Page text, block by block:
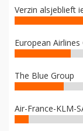
Verzin alsjeblieft
European Airlines
The Blue Group
Air-France-KLM-